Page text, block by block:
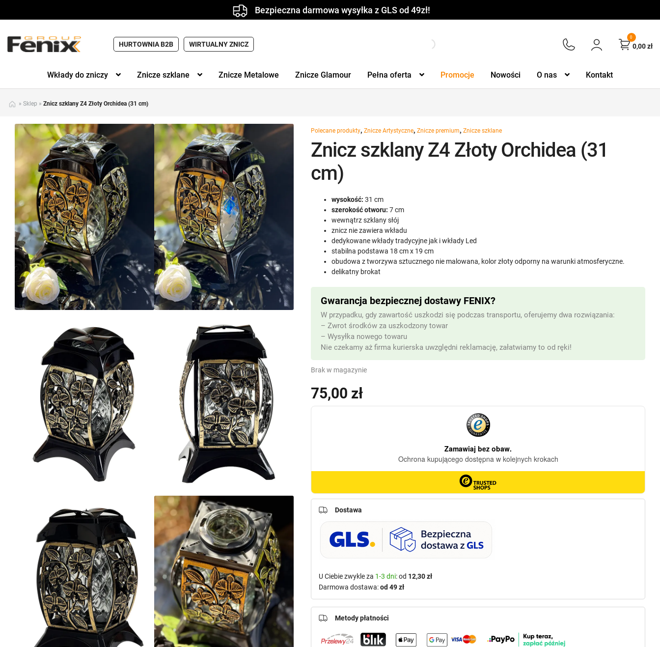
Bezpieczna darmowa wysyłka z GLS od 49zł!
HURTOWNIA B2B WIRTUALNY ZNICZ
0
0,00zł
Wkłady do zniczy Znicze szklane Znicze Metalowe Znicze Glamour Pełna oferta Promocje Nowości O nas Kontakt
» Sklep » Znicz szklany Z4 Złoty Orchidea (31 cm)
Polecane produkty,Znicze Artystyczne,Znicze premium,Znicze szklane
Znicz szklany Z4 Złoty Orchidea (31
cm)
75,00 zł
wysokość: 31 cm
szerokość otworu: 7 cm
wewnątrz szklany słój
znicz nie zawiera wkładu
dedykowane wkłady tradycyjne jak i wkłady Led
stabilna podstawa 18 cm x 19 cm
obudowa z tworzywa sztucznego nie malowana, kolor złoty odporny na warunki atmosferyczne.
delikatny brokat
Brak w magazynie
Gwarancja bezpiecznej dostawy FENIX?
W przypadku, gdy zawartość uszkodzi się podczas transportu, oferujemy dwa rozwiązania:
– Zwrot środków za uszkodzony towar
– Wysyłka nowego towaru
Nie czekamy aż firma kurierska uwzględni reklamację, załatwiamy to od ręki!
Dostawa
U Ciebie zwykle za 1-3 dni: od 12,30 zł
Darmowa dostawa:od 49 zł
Metody płatności